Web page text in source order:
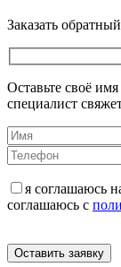
Заказать
Оставьте своё
специалист
я соглашаюсь
соглашаюсь с
Оставить заявку